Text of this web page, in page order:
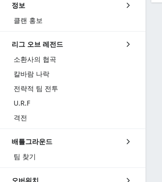
정보
클랜 홍보
리그 오브 레전드
소환사의 협곡
칼바람 나락
전략적 팀 전투
U.R.F
격전
배틀그라운드
팀 찾기